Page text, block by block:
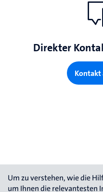
Direkter
Kontakt
Um zu verstehen, wie die
um Ihnen die relevantesten